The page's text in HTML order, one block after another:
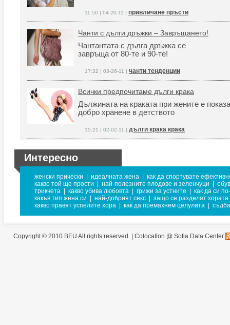
11:50 | 04-20-11 | привличане пръсти
Чанти с дълги дръжки – Завръщането!
Чантантата с дълга дръжка се
завръща от 80-те и 90-те!
17:32 | 03-26-11 | чанти тенденции
Всички предпочитаме дълги крака
Дължината на краката при жените е
добро хранене в детството
15:21 | 02-02-11 | дълги крака крака
Интересно
женски прически идеалната жена
как да спортувате
какво той ще прости
най-полезните плодове и зеленчуци
трикчета
какво убива любовта грижи за устните
как да си
какъв тип жена си
най-добрият секс
защо се разделят хората
какво правят успелите хора
как да премахнем целулита
Copyright © 2010 BEU All rights reserved. | Colocation @ Sofia Data Center